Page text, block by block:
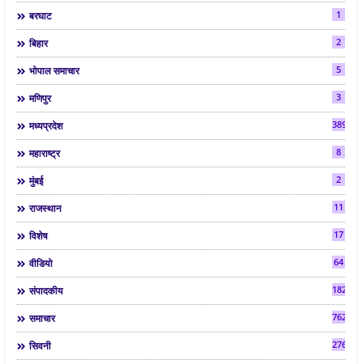
बरघाट 1
बिहार 2
भोपाल समाचार 5
मणिपुर 3
मध्यप्रदेश 3892
महाराष्ट्र 8
मुंबई 2
राजस्थान 11
विशेष 17
वीडियो 64
संपादकीय 182
समाचार 7624
सिवनी 2763